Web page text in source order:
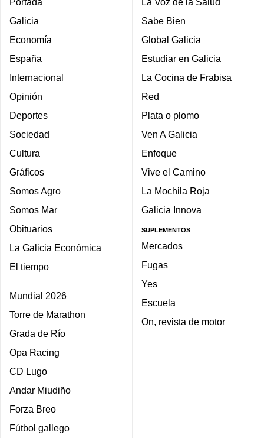
Galicia
Economía
España
Internacional
Opinión
Deportes
Sociedad
Cultura
Gráficos
Somos Agro
Somos Mar
Obituarios
La Galicia Económica
El tiempo
Mundial 2026
Torre de Marathon
Grada de Río
Opa Racing
CD Lugo
Andar Miudiño
Forza Breo
Fútbol gallego
Sabe Bien
Global Galicia
Estudiar en Galicia
La Cocina de Frabisa
Red
Plata o plomo
Ven A Galicia
Enfoque
Vive el Camino
La Mochila Roja
Galicia Innova
SUPLEMENTOS
Mercados
Fugas
Yes
Escuela
On, revista de motor